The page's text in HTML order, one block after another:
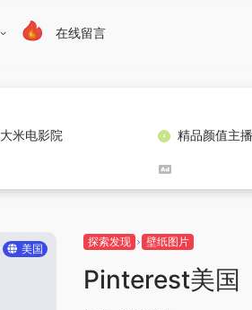
在线留言
大米电影院 精品颜值主
美国
探索发现 壁纸图片
Pinterest美国